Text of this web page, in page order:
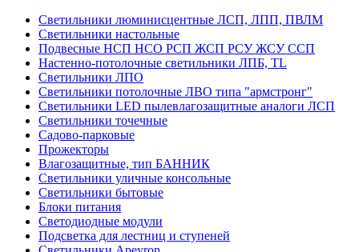
Светильники люминисцентные ЛСП, ЛПП, ПВЛМ
Светильники настольные
Подвесные НСП НСО РСП ЖСП РСУ ЖСУ ССП
Настенно-потолочные светильники ЛПБ, TL
Светильники ЛПО
Светильники потолочные ЛВО типа "армстронг"
Светильники LED пылевлагозащитные аналоги ЛСП
Светильники точечные
Садово-парковые
Прожекторы
Влагозащитные, тип БАННИК
Светильники уличные консольные
Светильники бытовые
Блоки питания
Светодиодные модули
Подсветка для лестниц и ступеней